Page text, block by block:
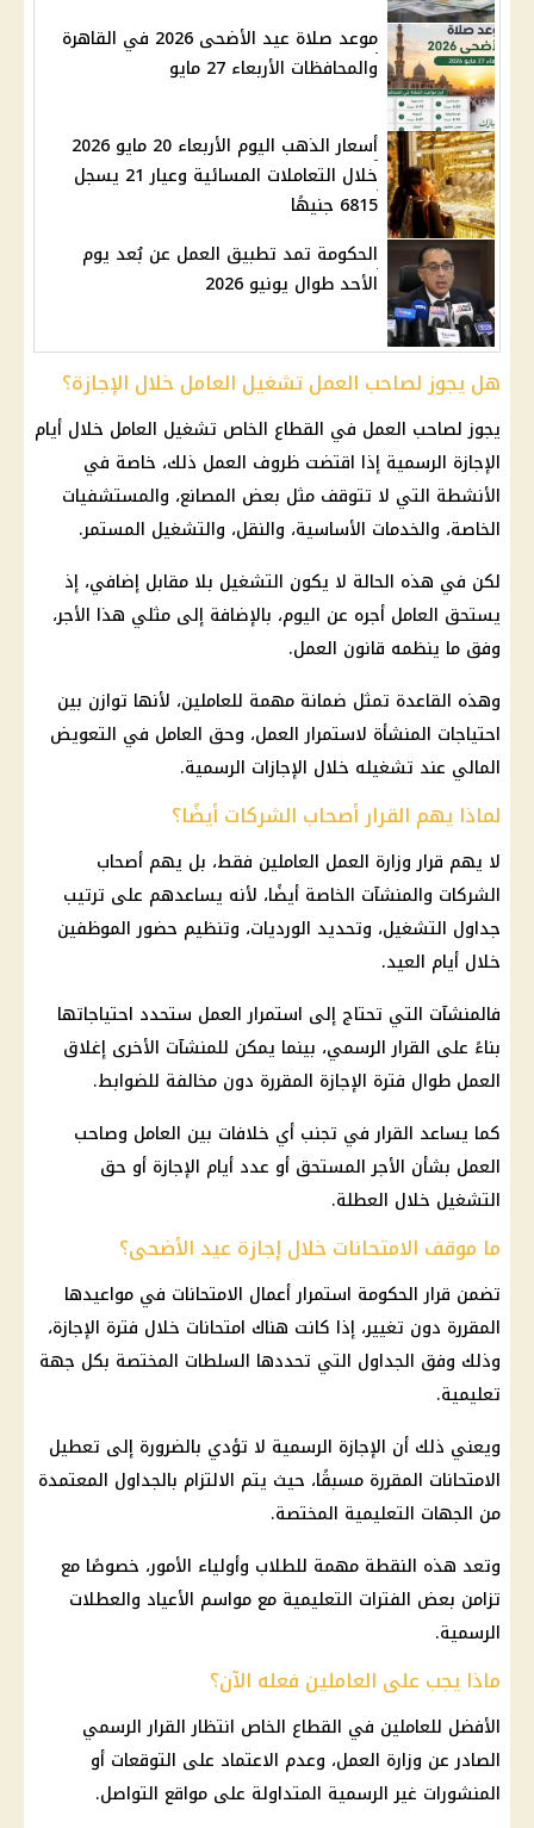
موعد صلاة عيد الأضحى 2026 في القاهرة
والمحافظات الأربعاء 27 مايو
أسعار الذهب اليوم الأربعاء 20 مايو 2026
خلال التعاملات المسائية وعيار 21 يسجل
6815 جنيهًا
الحكومة تمد تطبيق العمل عن بُعد يوم
الأحد طوال يونيو 2026
هل يجوز لصاحب العمل تشغيل العامل خلال الإجازة؟
يجوز لصاحب العمل في القطاع الخاص تشغيل العامل خلال أيام
الإجازة الرسمية إذا اقتضت ظروف العمل ذلك، خاصة في
الأنشطة التي لا تتوقف مثل بعض المصانع، والمستشفيات
الخاصة، والخدمات الأساسية، والنقل، والتشغيل المستمر.
لكن في هذه الحالة لا يكون التشغيل بلا مقابل إضافي، إذ
يستحق العامل أجره عن اليوم، بالإضافة إلى مثلي هذا الأجر،
وفق ما ينظمه قانون العمل.
وهذه القاعدة تمثل ضمانة مهمة للعاملين، لأنها توازن بين
احتياجات المنشأة لاستمرار العمل، وحق العامل في التعويض
المالي عند تشغيله خلال الإجازات الرسمية.
لماذا يهم القرار أصحاب الشركات أيضًا؟
لا يهم قراروزارة العمل العاملين فقط، بل يهم أصحاب
الشركات والمنشآت الخاصة أيضًا، لأنه يساعدهم على ترتيب
جداول التشغيل، وتحديد الورديات، وتنظيم حضور الموظفين
خلال أيام العيد.
فالمنشآت التي تحتاج إلى استمرار العمل ستحدد احتياجاتها
بناءً على القرارالرسمي، بينما يمكن للمنشآت الأخرى إغلاق
العمل طوال فترة الإجازة المقررة دون مخالفة للضوابط.
كما يساعد القرارفي تجنب أي خلافات بين العامل وصاحب
العمل بشأن الأجر المستحق أو عدد أيام الإجازة أو حق
التشغيل خلال العطلة.
ما موقف الامتحانات خلال إجازة عيد الأضحى؟
تضمن قرار الحكومة استمرار أعمال الامتحانات في مواعيدها
المقررة دون تغيير، إذا كانت هناك امتحانات خلال فترة الإجازة،
وذلك وفق الجداول التي تحددها السلطات المختصة بكل جهة
تعليمية.
ويعني ذلك أن الإجازة الرسمية لا تؤدي بالضرورة إلى تعطيل
الامتحانات المقررة مسبقًا، حيث يتم الالتزام بالجداول المعتمدة
من الجهات التعليمية المختصة.
وتعد هذه النقطة مهمة للطلاب وأولياء الأمور، خصوصًا مع
تزامن بعض الفترات التعليمية مع مواسم الأعياد والعطلات
الرسمية.
ماذا يجب على العاملين فعله الآن؟
الأفضل للعاملين في القطاع الخاص انتظار القرار الرسمي
الصادر عن وزارة العمل، وعدم الاعتماد على التوقعات أو
المنشورات غير الرسمية المتداولة على مواقع التواصل.